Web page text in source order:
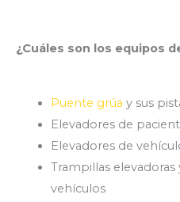
¿Cuáles son los equipos
Puente grúa y sus
Elevadores de
Elevadores de
Trampillas
vehículos